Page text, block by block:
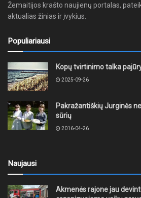
Žemaitijos krašto naujienų portalas,
aktualias žinias ir įvykius.
Populiariausi
Kopų tvirtinimo talka
2025-09-26
Pakražantiškių Jurginės
sūrių
2016-04-26
Naujausi
Akmenės rajone jau